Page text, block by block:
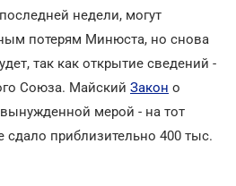
недели, могут
потерям Минюста, но снова
так как открытие сведений -
Союза. Майский Закон о
мерой - на тот
приблизительно 400 тыс.